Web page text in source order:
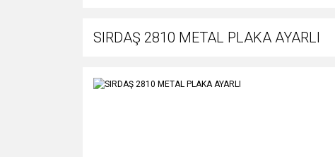
SIRDAŞ 2810 METAL PLAKA AYARLI